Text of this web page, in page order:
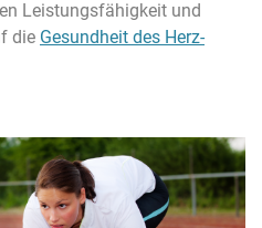
Leistungsfähigkeit und
die Gesundheit des Herz-